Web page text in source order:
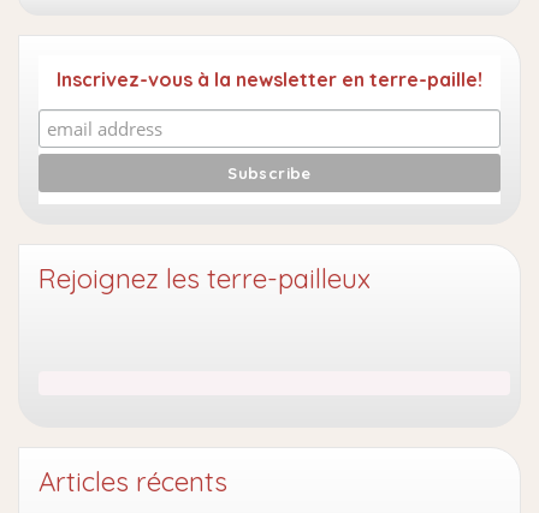
Inscrivez-vous à la newsletter en terre-paille!
Rejoignez les terre-pailleux
Articles récents